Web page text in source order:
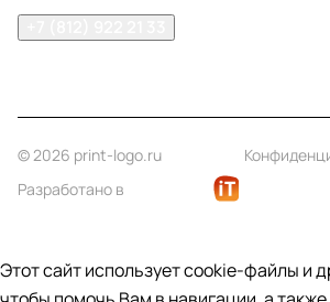
© 2026 print-logo.ru
Разработано в
Этот сайт использует cookie-файлы и